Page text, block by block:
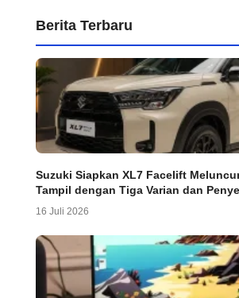
Berita Terbaru
Suzuki Siapkan XL7 Facelift
Tampil dengan Tiga Varian dan
16 Juli 2026